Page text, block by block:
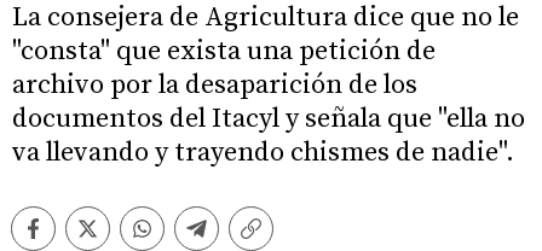
La consejera de Agricultura dice que no le
"consta" que exista una petición de
archivo por la desaparición de los
documentos del Itacyl y señala que "ella no
va llevando y trayendo chismes de nadie".
FacebookTwitterWhatsappTelegramCopiar